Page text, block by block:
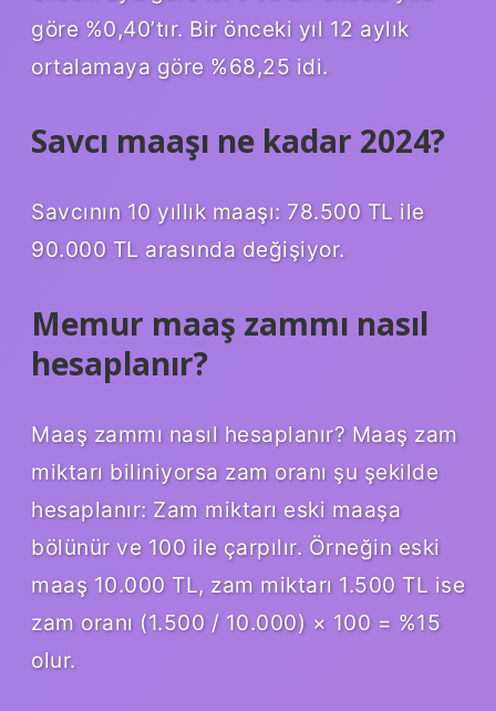
göre %0,40’tır. Bir önceki yıl 12 aylık
ortalamaya göre %68,25 idi.
Savcı maaşı ne kadar 2024?
Savcının 10 yıllık maaşı: 78.500 TL ile
90.000 TL arasında değişiyor.
Memur maaş zammı nasıl
hesaplanır?
Maaş zammı nasıl hesaplanır? Maaş zam
miktarı biliniyorsa zam oranı şu şekilde
hesaplanır: Zam miktarı eski maaşa
bölünür ve 100 ile çarpılır. Örneğin eski
maaş 10.000 TL, zam miktarı 1.500 TL ise
zam oranı (1.500 / 10.000) × 100 = %15
olur.